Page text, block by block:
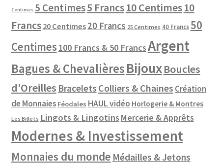
Centimes 5 Centimes5 Francs10 Centimes10
Francs 20 Centimes 20 Francs 25 Centimes 40 Francs 50
Centimes 100 Francs & 50 FrancsArgent
Bagues & ChevalièresBijouxBoucles
d'Oreilles Bracelets Colliers & Chaines Création
de Monnaies Féodales HAUL vidéo Horlogerie & Montres
Les Billets Lingots & Lingotins Mercerie & Apprêts
Modernes & Investissement
Monnaies du monde Médailles & Jetons